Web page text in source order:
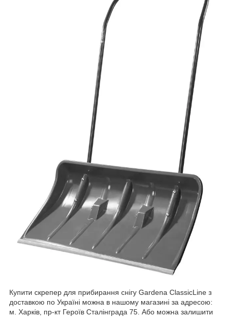
Купити скрепер для прибирання снігу Gardena ClassicLine з
доставкою по Україні можна в нашому магазині за адресою:
м. Харків, пр-кт Героїв Сталінграда 75. Або можна залишити